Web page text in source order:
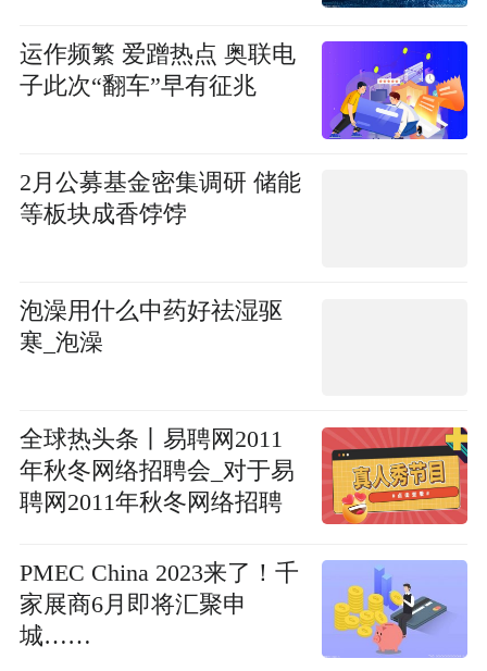
运作频繁 爱蹭热点 奥联电
子此次“翻车”早有征兆
2月公募基金密集调研 储能
等板块成香饽饽
泡澡用什么中药好祛湿驱
寒_泡澡
全球热头条丨易聘网2011
年秋冬网络招聘会_对于易
聘网2011年秋冬网络招聘
PMEC China 2023来了！千
家展商6月即将汇聚申
城……